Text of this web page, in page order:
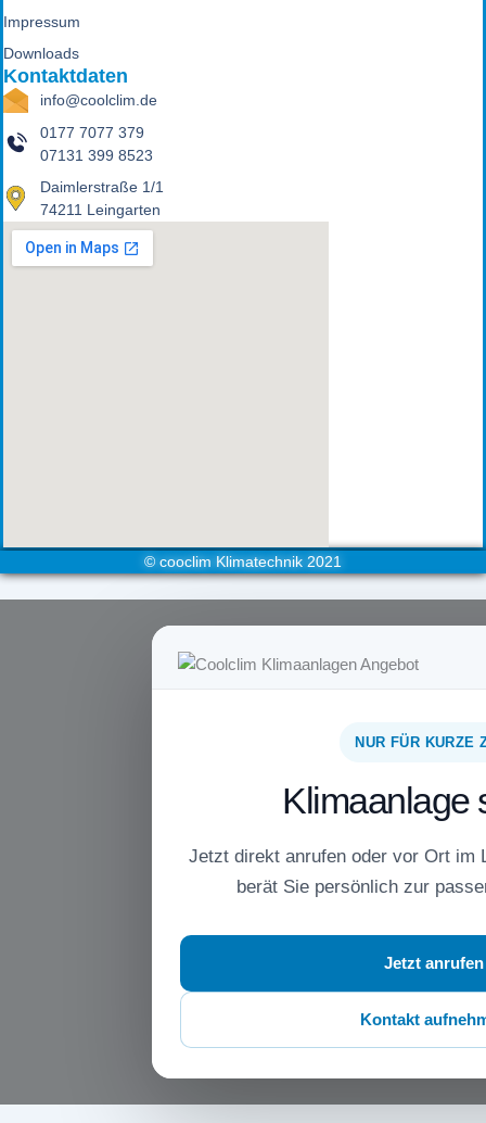
Impressum
Downloads
Kontaktdaten
info@coolclim.de
0177 7077 379
07131 399 8523
Daimlerstraße 1/1
74211 Leingarten
© cooclim Klimatechnik 2021
NUR FÜR KURZE
Klimaanlage
Jetzt direkt anrufen oder vor Ort im
berät Sie persönlich zur
Jetzt anrufen
Kontakt